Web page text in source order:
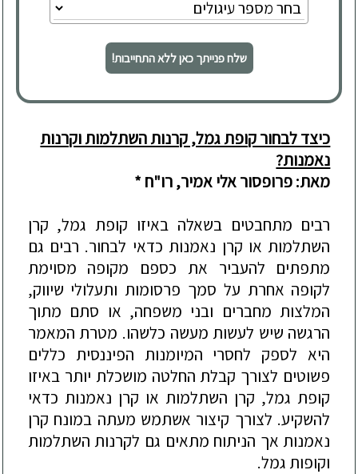
שלח פנייתך כאן ללא התחייבות!
כיצד לבחור קופת גמל, קרנות השתלמות וקרנות
נאמנות?
מאת:פרופסור אלי אמיר, רו"ח *
רבים מתחבטים בשאלה באיזו קופת גמל, קרן
השתלמות או קרן נאמנות כדאי לבחור. רבים גם
מתפתים להעביר את כספם מקופה מסוימת
לקופה אחרת על סמך פרסומות ותעלולי שיווק,
המלצות מחברים ובני משפחה, או סתם מתוך
הרגשה שיש לעשות מעשה כלשהו. מטרת המאמר
היא לספק לחסרי המיומנות הפיננסית כללים
פשוטים לצורך קבלת החלטה מושכלת יותר באיזו
קופת גמל, קרן השתלמות או קרן נאמנות כדאי
להשקיע. לצורך קיצור אשתמש מעתה במונח קרן
נאמנות אך הניתוח מתאים גם לקרנות השתלמות
וקופות גמל.